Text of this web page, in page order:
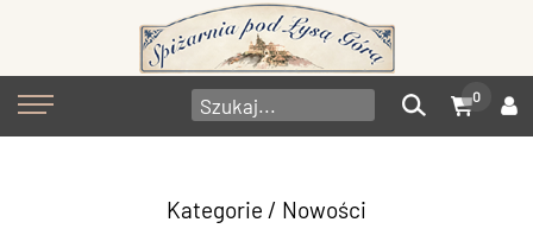
0
Kategorie / Nowości